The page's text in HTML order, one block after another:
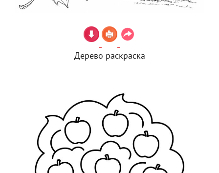
Дерево раскраска